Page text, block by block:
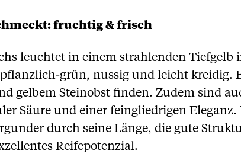
fruchtig & frisch
leuchtet in einem strahlenden Tiefgelb
grün, nussig und leicht kreidig.
gelbem Steinobst finden. Zudem sind
Säure und einer feingliedrigen
durch seine Länge, die gute
Reifepotenzial.